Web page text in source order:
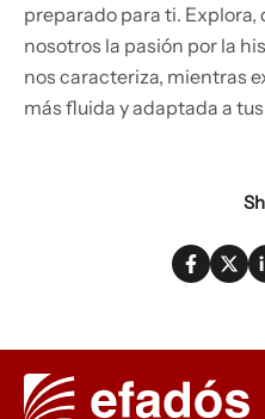
preparado para ti.
nosotros la pasión por la
nos caracteriza, mientras
más fluida y adaptada a